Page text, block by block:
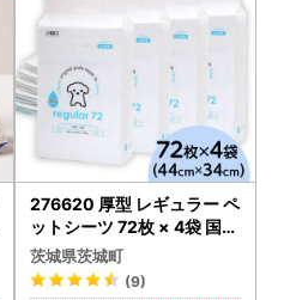
276620 厚型 レギュラー ペ
ットシーツ 72枚 × 4袋 国産
ペットシート 342
茨城県茨城町
(9)